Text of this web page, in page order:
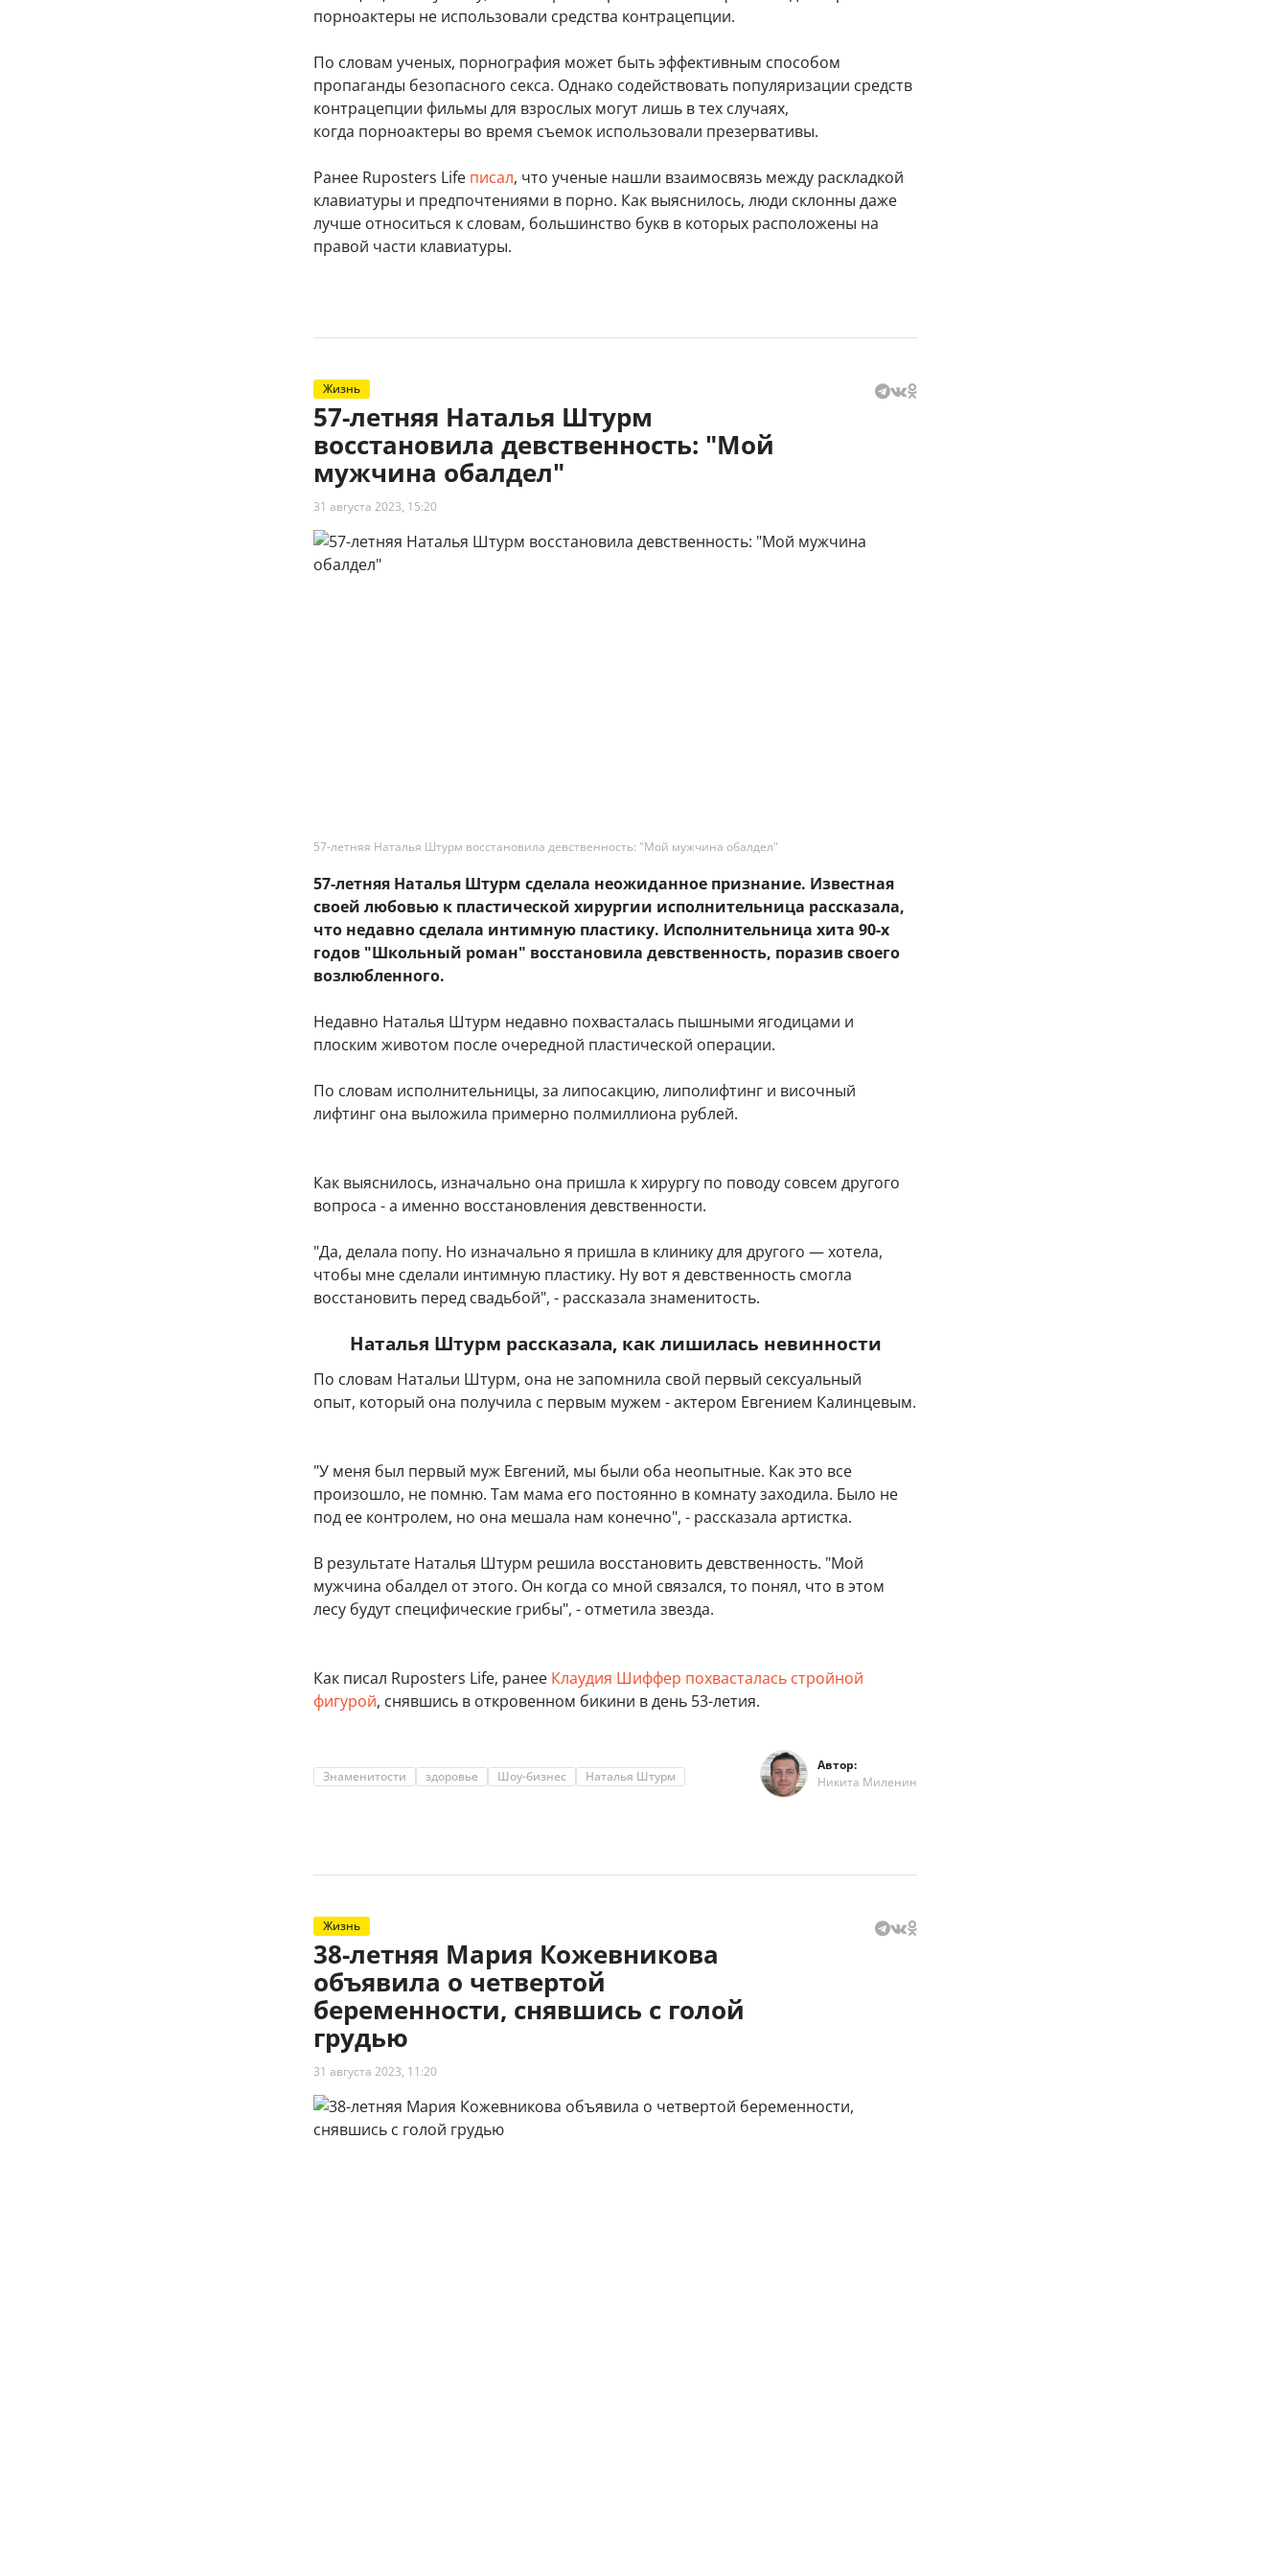
порноактеры не использовали средства контрацепции.
По словам ученых, порнография может быть эффективным способом
пропаганды безопасного секса. Однако содействовать популяризации средств
контрацепции фильмы для взрослых могут лишь в тех случаях,
когда порноактеры во время съемок использовали презервативы.
Ранее Ruposters Life писал, что ученые нашли взаимосвязь между раскладкой
клавиатуры и предпочтениями в порно. Как выяснилось, люди склонны даже
лучше относиться к словам, большинство букв в которых расположены на
правой части клавиатуры.
Жизнь
57-летняя Наталья Штурм
восстановила девственность: "Мой
мужчина обалдел"
31 августа 2023, 15:20
57-летняя Наталья Штурм восстановила девственность: "Мой мужчина обалдел"
57-летняя Наталья Штурм сделала неожиданное признание. Известная
своей любовью к пластической хирургии исполнительница рассказала,
что недавно сделала интимную пластику. Исполнительница хита 90-х
годов "Школьный роман" восстановила девственность, поразив своего
возлюбленного.
Недавно Наталья Штурм недавно похвасталась пышными ягодицами и
плоским животом после очередной пластической операции.
По словам исполнительницы, за липосакцию, липолифтинг и височный
лифтинг она выложила примерно полмиллиона рублей.
Как выяснилось, изначально она пришла к хирургу по поводу совсем другого
вопроса - а именно восстановления девственности.
"Да, делала попу. Но изначально я пришла в клинику для другого — хотела,
чтобы мне сделали интимную пластику. Ну вот я девственность смогла
восстановить перед свадьбой", - рассказала знаменитость.
Наталья Штурм рассказала, как лишилась невинности
По словам Натальи Штурм, она не запомнила свой первый сексуальный
опыт, который она получила с первым мужем - актером Евгением Калинцевым.
"У меня был первый муж Евгений, мы были оба неопытные. Как это все
произошло, не помню. Там мама его постоянно в комнату заходила. Было не
под ее контролем, но она мешала нам конечно", - рассказала артистка.
В результате Наталья Штурм решила восстановить девственность. "Мой
мужчина обалдел от этого. Он когда со мной связался, то понял, что в этом
лесу будут специфические грибы", - отметила звезда.
Как писал Ruposters Life, ранее Клаудия Шиффер похвасталась стройной
фигурой, снявшись в откровенном бикини в день 53-летия.
Знаменитости здоровье Шоу-бизнес Наталья Штурм
Автор:
Никита Миленин
Жизнь
38-летняя Мария Кожевникова
объявила о четвертой
беременности, снявшись с голой
грудью
31 августа 2023, 11:20